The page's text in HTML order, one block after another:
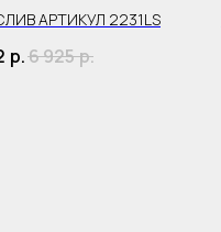
АРТИКУЛ 2231LS
р.6 925р.